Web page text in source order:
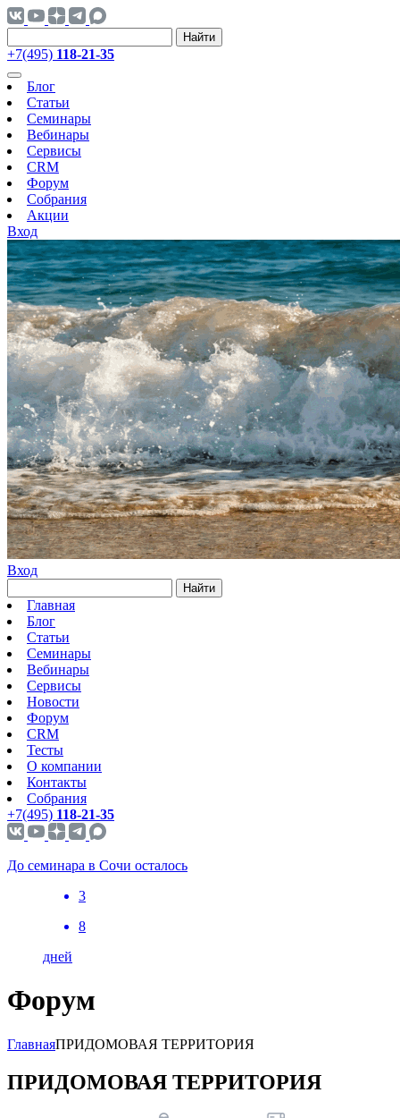
Найти
+7(495) 118-21-35
Блог
Статьи
Семинары
Вебинары
Сервисы
CRM
Форум
Собрания
Акции
Вход
Вход
Найти
Главная
Блог
Статьи
Семинары
Вебинары
Сервисы
Новости
Форум
CRM
Тесты
О компании
Контакты
Собрания
+7(495) 118-21-35
До семинара в Сочи осталось
3
8
дней
Форум
ГлавнаяПРИДОМОВАЯ ТЕРРИТОРИЯ
ПРИДОМОВАЯ ТЕРРИТОРИЯ